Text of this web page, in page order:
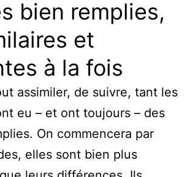
bien remplies,
et
à la fois
assimiler, de suivre, tant les
eu – et ont toujours – des
On commencera par
elles sont bien plus